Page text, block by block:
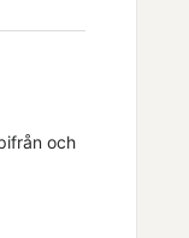
och